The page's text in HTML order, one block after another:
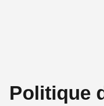
Politique